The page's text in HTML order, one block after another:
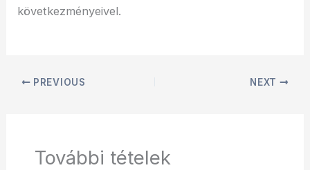
következményeivel.
PREVIOUS NEXT
További tételek